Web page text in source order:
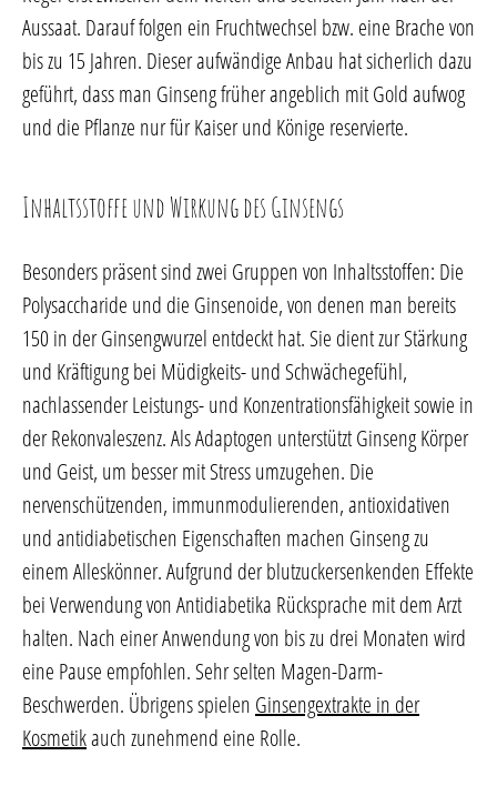
Aussaat. Darauf folgen ein Fruchtwechsel bzw. eine Brache von
bis zu 15 Jahren. Dieser aufwändige Anbau hat sicherlich dazu
geführt, dass man Ginseng früher angeblich mit Gold aufwog
und die Pflanze nur für Kaiser und Könige reservierte.
Inhaltsstoffe und Wirkung des Ginsengs
Besonders präsent sind zwei Gruppen von Inhaltsstoffen: Die
Polysaccharide und die Ginsenoide, von denen man bereits
150 in der Ginsengwurzel entdeckt hat. Sie dient zur Stärkung
und Kräftigung bei Müdigkeits- und Schwächegefühl,
nachlassender Leistungs- und Konzentrationsfähigkeit sowie in
der Rekonvaleszenz. Als Adaptogen unterstützt Ginseng Körper
und Geist, um besser mit Stress umzugehen. Die
nervenschützenden, immunmodulierenden, antioxidativen
und antidiabetischen Eigenschaften machen Ginseng zu
einem Alleskönner. Aufgrund der blutzuckersenkenden Effekte
bei Verwendung von Antidiabetika Rücksprache mit dem Arzt
halten. Nach einer Anwendung von bis zu drei Monaten wird
eine Pause empfohlen. Sehr selten Magen-Darm-
Beschwerden. Übrigens spielen Ginsengextrakte in der
Kosmetikauch zunehmend eine Rolle.